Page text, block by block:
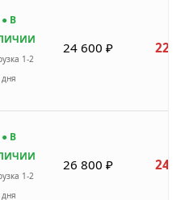
● В
1-2
дня
24 600 ₽ 22
● В
1-2
дня
26 800 ₽ 24